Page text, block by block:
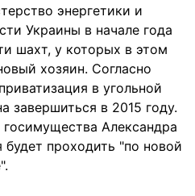
энергетики и
Украины в начале года
шахт, у которых в этом
хозяин. Согласно
в угольной
завершиться в 2015 году.
Александра
будет проходить "по новой